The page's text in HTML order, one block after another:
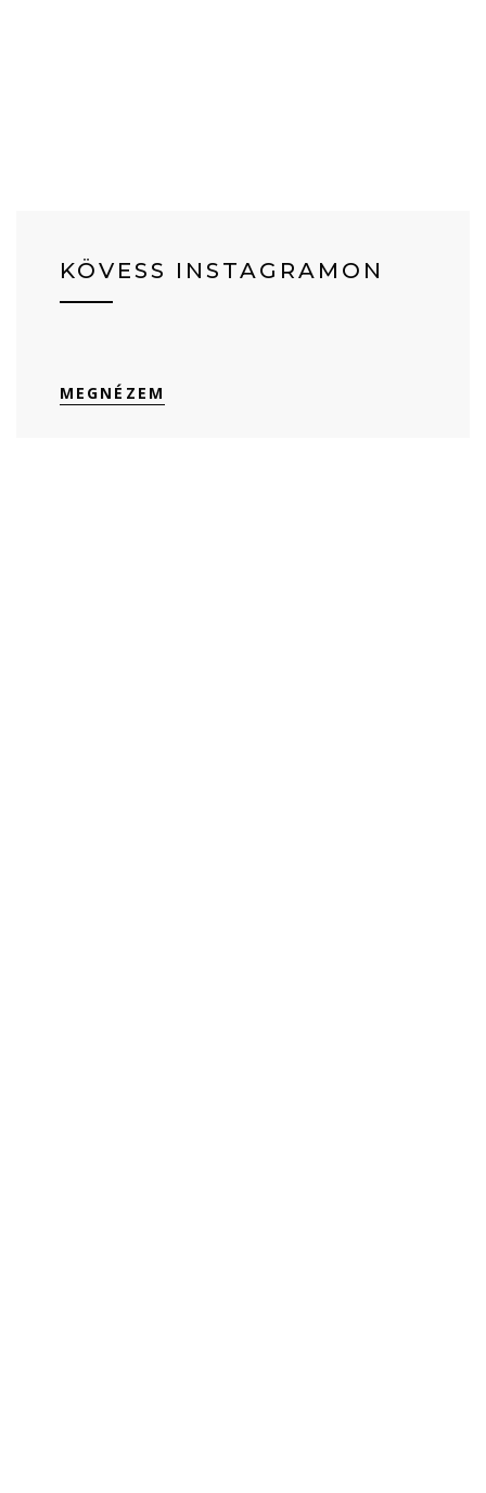
KÖVESS INSTAGRAMON
MEGNÉZEM